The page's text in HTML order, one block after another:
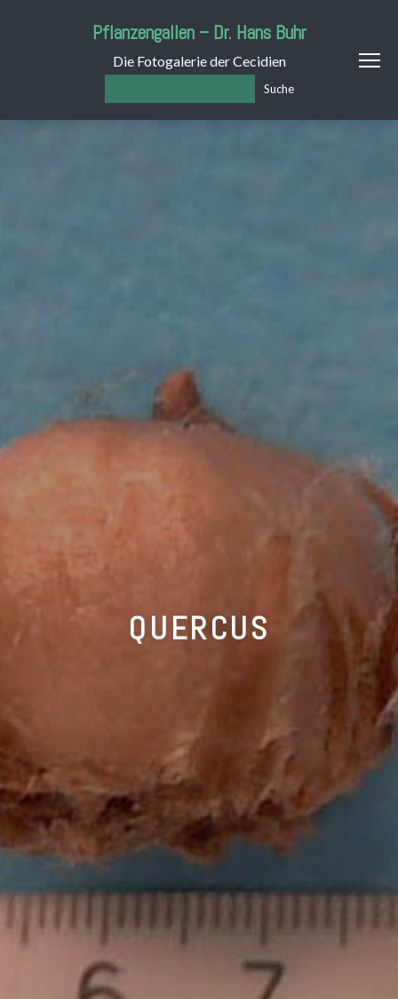
Pflanzengallen – Dr. Hans Buhr
Die Fotogalerie der Cecidien
Suche
QUERCUS